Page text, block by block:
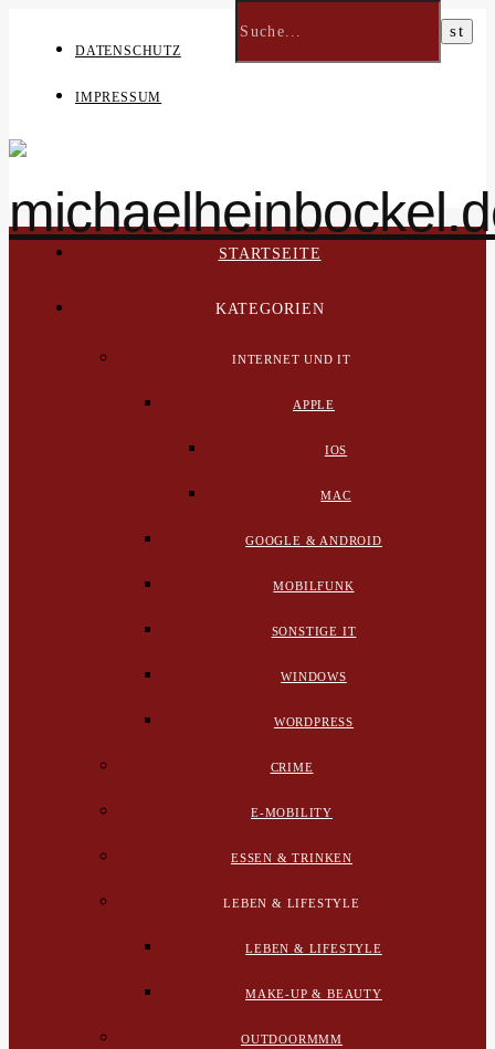
DATENSCHUTZ
IMPRESSUM
STARTSEITE
KATEGORIEN
INTERNET UND IT
APPLE
IOS
MAC
GOOGLE & ANDROID
MOBILFUNK
SONSTIGE IT
WINDOWS
WORDPRESS
CRIME
E-MOBILITY
ESSEN & TRINKEN
LEBEN & LIFESTYLE
LEBEN & LIFESTYLE
MAKE-UP & BEAUTY
OUTDOORMMM